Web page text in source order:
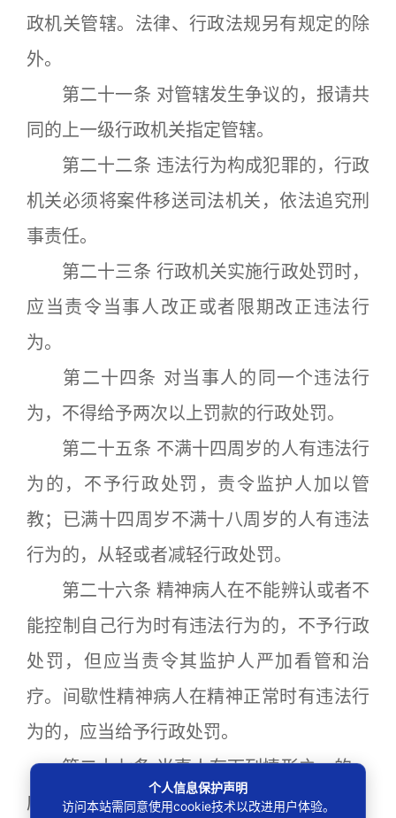
政机关管辖。法律、行政法规另有规定的除
外。
第二十一条 对管辖发生争议的，报请共
同的上一级行政机关指定管辖。
第二十二条 违法行为构成犯罪的，行政
机关必须将案件移送司法机关，依法追究刑
事责任。
第二十三条 行政机关实施行政处罚时，
应当责令当事人改正或者限期改正违法行
为。
第二十四条 对当事人的同一个违法行
为，不得给予两次以上罚款的行政处罚。
第二十五条 不满十四周岁的人有违法行
为的，不予行政处罚，责令监护人加以管
教；已满十四周岁不满十八周岁的人有违法
行为的，从轻或者减轻行政处罚。
第二十六条 精神病人在不能辨认或者不
能控制自己行为时有违法行为的，不予行政
处罚，但应当责令其监护人严加看管和治
疗。间歇性精神病人在精神正常时有违法行
为的，应当给予行政处罚。
第二十七条 当事人有下列情形之一的，
应当依法从轻或者减轻行政处罚:
个人信息保护声明
访问本站需同意使用cookie技术以改进用户体验。